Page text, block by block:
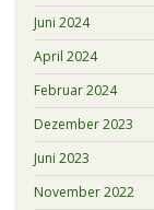
Juni 2024
April 2024
Februar 2024
Dezember 2023
Juni 2023
November 2022